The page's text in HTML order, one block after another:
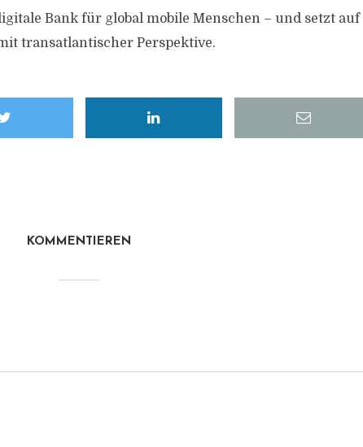
Bank für global mobile Menschen – und setzt auf
transatlantischer Perspektive.
KOMMENTIEREN